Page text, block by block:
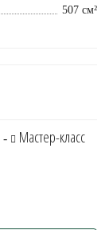
507 см²
- Мастер-класс